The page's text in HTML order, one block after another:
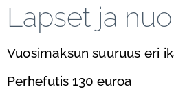
Lapset ja
Vuosimaksun suuruus eri
Perhefutis 130 euroa